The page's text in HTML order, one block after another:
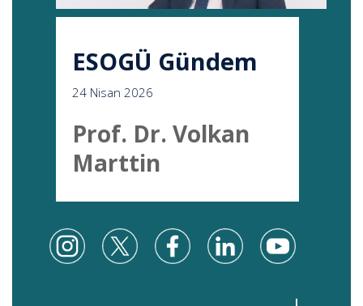
ESOGÜ Gündem
24 Nisan 2026
Prof. Dr. Volkan
Marttin